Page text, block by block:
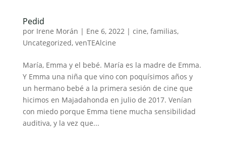
Pedid
por Irene Morán | Ene 6, 2022| cine, familias,
Uncategorized, venTEAlcine
María, Emma y el bebé. María es la madre de Emma.
Y Emma una niña que vino con poquísimos años y
un hermano bebé a la primera sesión de cine que
hicimos en Majadahonda en julio de 2017. Venían
con miedo porque Emma tiene mucha sensibilidad
auditiva, y la vez que...